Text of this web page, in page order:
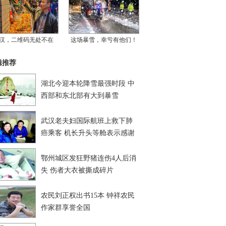
，二维码无处不在 这场暴雪，幸亏有他们！
推荐
湖北今迎本轮降雪最强时段 中
西部和东北部有大到暴雪
武汉老夫妇国际航班上救下肺
癌乘客 机长升头等舱表示感谢
鄂州城区发狂野猪连伤4人后消
失 伤者大衣被撕成碎片
农民刘正权出书15本 钟祥农民
作家群享誉全国